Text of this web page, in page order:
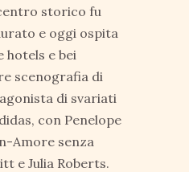
storico fu
e oggi ospita
hotels e bei
scenografia di
di svariati
con Penelope
Amore senza
e Julia Roberts.